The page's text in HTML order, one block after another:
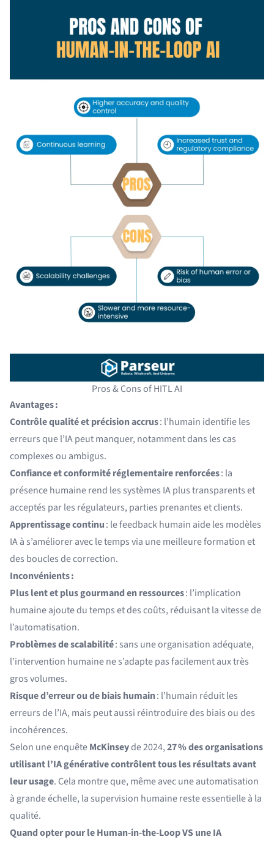
Pros & Cons of HITL AI
Avantages :
Contrôle qualité et précision accrus: l’humain identifie les
erreurs que l’IA peut manquer, notamment dans les cas
complexes ou ambigus.
Confiance et conformité réglementaire renforcées: la
présence humaine rend les systèmes IA plus transparents et
acceptés par les régulateurs, parties prenantes et clients.
Apprentissage continu: le feedback humain aide les modèles
IA à s’améliorer avec le temps via une meilleure formation et
des boucles de correction.
Inconvénients :
Plus lent et plus gourmand en ressources: l’implication
humaine ajoute du temps et des coûts, réduisant la vitesse de
l’automatisation.
Problèmes de scalabilité: sans une organisation adéquate,
l’intervention humaine ne s’adapte pas facilement aux très
gros volumes.
Risque d’erreur ou de biais humain: l’humain réduit les
erreurs de l’IA, mais peut aussi réintroduire des biais ou des
incohérences.
Selon une enquêteMcKinseyde 2024,27 % des organisations
utilisant l’IA générative contrôlent tous les résultats avant
leur usage. Cela montre que, même avec une automatisation
à grande échelle, la supervision humaine reste essentielle à la
qualité.
Quand opter pour le Human-in-the-Loop VS une IA